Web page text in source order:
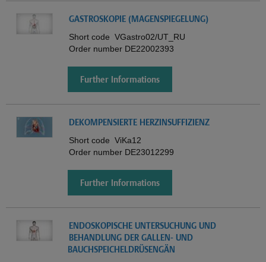
GASTROSKOPIE (MAGENSPIEGELUNG)
Short code VGastro02/UT_RU
Order number DE22002393
Further Informations
DEKOMPENSIERTE HERZINSUFFIZIENZ
Short code ViKa12
Order number DE23012299
Further Informations
ENDOSKOPISCHE UNTERSUCHUNG UND
BEHANDLUNG DER GALLEN- UND
BAUCHSPEICHELDRÜSENGÄN